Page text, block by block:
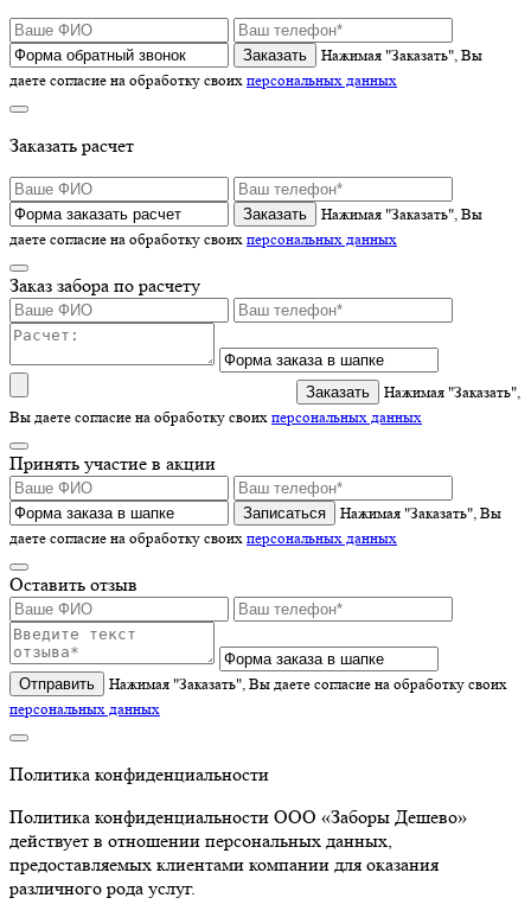
Нажимая "Заказать", Вы
даете согласие на обработку своих персональных данных
Заказать расчет
Нажимая "Заказать", Вы
даете согласие на обработку своих персональных данных
Заказ забора по расчету
Нажимая "Заказать",
Вы даете согласие на обработку своих персональных данных
Принять участие в акции
Записаться
Нажимая "Заказать", Вы
даете согласие на обработку своих персональных данных
Оставить отзыв
Отправить
Нажимая "Заказать", Вы даете согласие на обработку своих
персональных данных
Политика конфиденциальности
Политика конфиденциальности ООО «Заборы Дешево»
действует в отношении персональных данных,
предоставляемых клиентами компании для оказания
различного рода услуг.